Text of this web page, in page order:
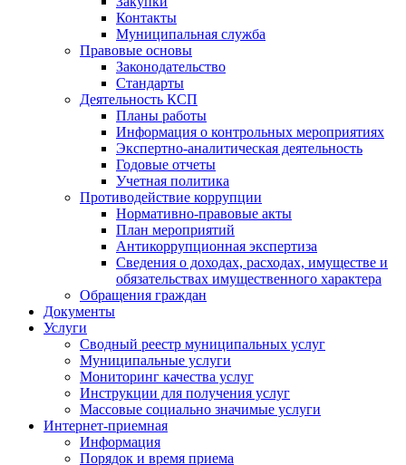
Контакты
Муниципальная служба
Правовые основы
Законодательство
Стандарты
Деятельность КСП
Планы работы
Информация о контрольных мероприятиях
Экспертно-аналитическая деятельность
Годовые отчеты
Учетная политика
Противодействие коррупции
Нормативно-правовые акты
План мероприятий
Антикоррупционная экспертиза
Сведения о доходах, расходах, имуществе и
обязательствах имущественного характера
Обращения граждан
Документы
Услуги
Сводный реестр муниципальных услуг
Муниципальные услуги
Мониторинг качества услуг
Инструкции для получения услуг
Массовые социально значимые услуги
Интернет-приемная
Информация
Порядок и время приема